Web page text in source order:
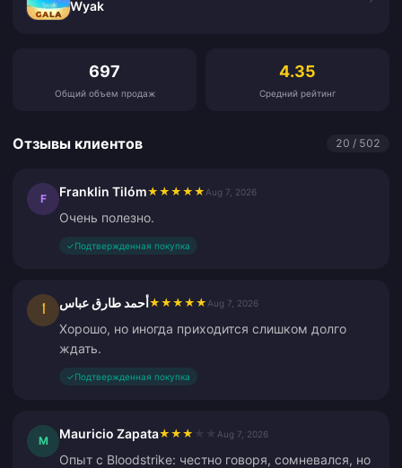
Wyak
697
Общий объем продаж
4.35
Средний рейтинг
Отзывы клиентов 20 / 502
F Franklin Tilóm★ ★ ★ ★ ★ Aug 7, 2026
Очень полезно.
✓Подтвержденная покупка
أ أحمد طارق عباس★ ★ ★ ★ ★ Aug 7, 2026
Хорошо, но иногда приходится слишком долго
ждать.
✓Подтвержденная покупка
M Mauricio Zapata★ ★ ★ Aug 7, 2026
Опыт с Bloodstrike: честно говоря, сомневался, но